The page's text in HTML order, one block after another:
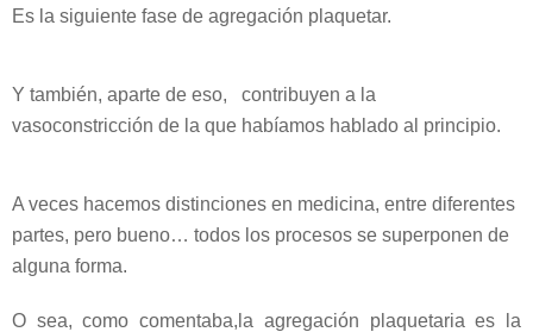
Es la siguiente fase de agregación plaquetar.
Y también, aparte de eso, contribuyen a la
vasoconstricción de la que habíamos hablado al principio.
A veces hacemos distinciones en medicina, entre diferentes
partes, pero bueno… todos los procesos se superponen de
alguna forma.
O sea, como comentaba,la agregación plaquetaria es la